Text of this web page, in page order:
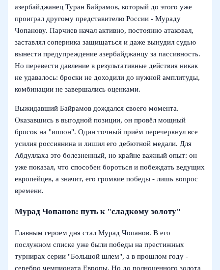
азербайджанец Туран Байрамов, который до этого уже
проиграл другому представителю России - Мураду
Чопанову. Парчиев начал активно, постоянно атаковал,
заставлял соперника защищаться и даже вынудил судью
вынести предупреждение азербайджанцу за пассивность.
Но перевести давление в результативные действия никак
не удавалось: броски не доходили до нужной амплитуды,
комбинации не завершались оценками.
Выжидавший Байрамов дождался своего момента.
Оказавшись в выгодной позиции, он провёл мощный
бросок на "иппон". Один точный приём перечеркнул все
усилия россиянина и лишил его дебютной медали. Для
Абдуллаха это болезненный, но крайне важный опыт: он
уже показал, что способен бороться и побеждать ведущих
европейцев, а значит, его громкие победы - лишь вопрос
времени.
Мурад Чопанов: путь к "сладкому золоту"
Главным героем дня стал Мурад Чопанов. В его
послужном списке уже были победы на престижных
турнирах серии "Большой шлем", а в прошлом году -
серебро чемпионата Европы. Но до полноценного золота